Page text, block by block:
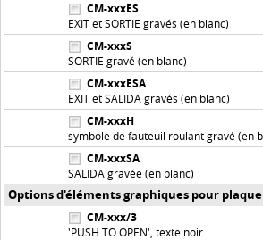
CM-xxxES
EXIT et SORTIE gravés (en blanc)
CM-xxxS
SORTIE gravé (en blanc)
CM-xxxESA
EXIT et SALIDA gravés (en blanc)
CM-xxxH
symbole de fauteuil roulant gravé (en
CM-xxxSA
SALIDA gravée (en blanc)
Options d'éléments graphiques pour plaque
CM-xxx/3
'PUSH TO OPEN', texte noir